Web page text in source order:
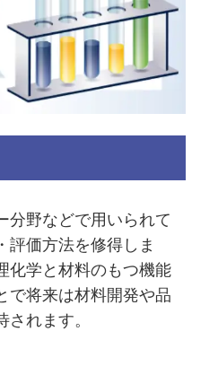
分野などで用いられて
評価方法を修得しま
化学と材料のもつ機能
で将来は材料開発や品
れます。